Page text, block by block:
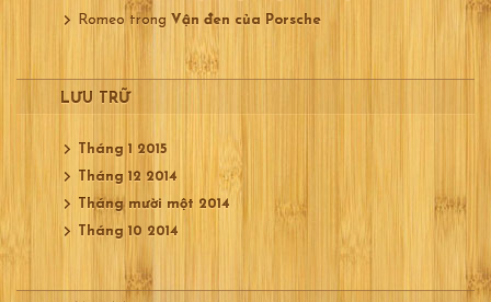
Romeo trong Vận đen của Porsche
LƯU TRỮ
Tháng 1 2015
Tháng 12 2014
Tháng mười một 2014
Tháng 10 2014